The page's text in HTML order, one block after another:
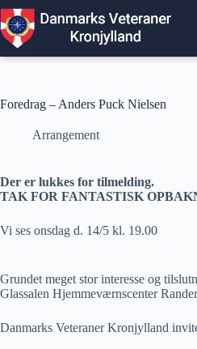
Fortsæt
til
indhold
Foredrag – Anders Puck Nielsen
Arrangement
Der er lukkes for tilmelding.
TAK FOR FANTASTISK
Vi ses onsdag d. 14/5 kl. 19.00
Grundet meget stor interesse og
Glassalen Hjemmeværnscenter
Danmarks Veteraner Kronjylland